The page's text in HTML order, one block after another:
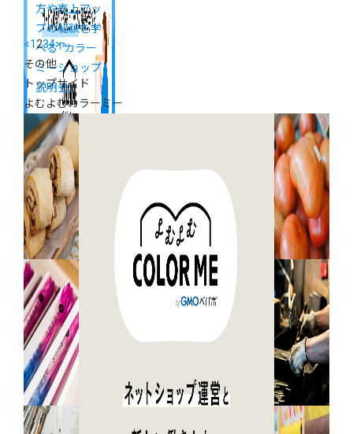
方や売上アッ
プの秘訣を学
べる「カラー
ミーショップ
説明会」
<1234>»
その他
トップサイド
よむよむカラーミー